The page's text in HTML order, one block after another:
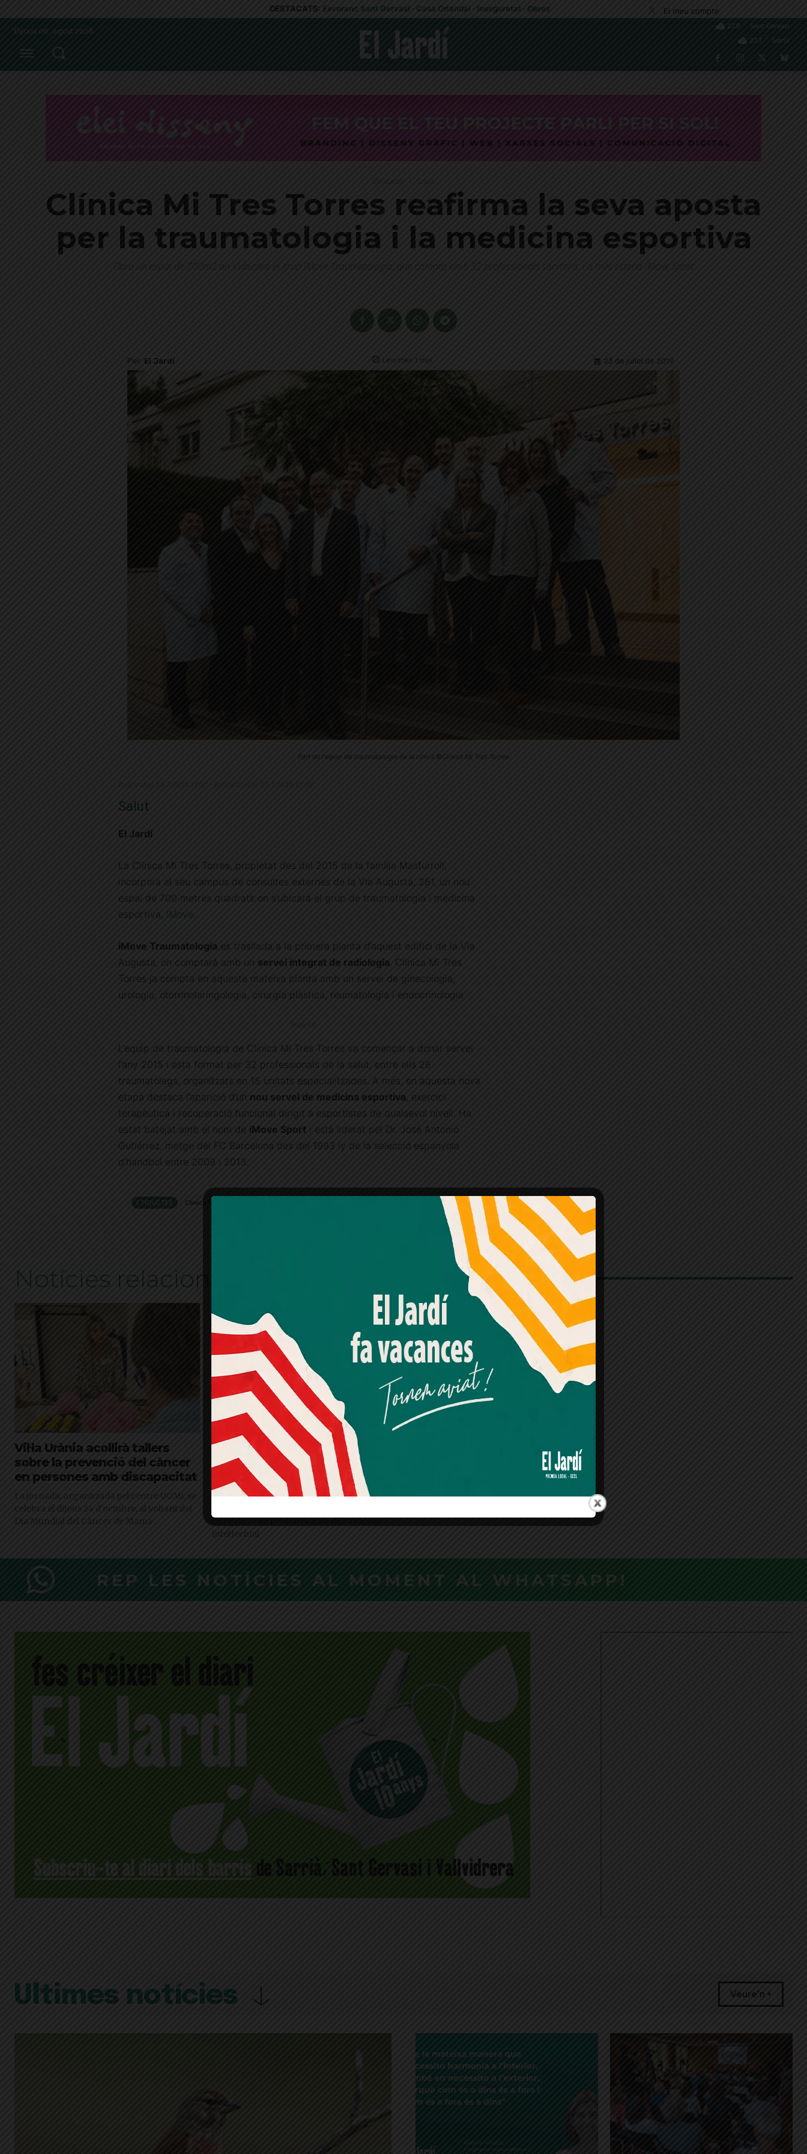
DESTACATS: Esvoranc Sant Gervasi · Casa Orlandai · Inseguretat · Obres El meu compte
Dijous 06, agost 2026
27.8
Sant Gervasi
27.7
Sarrià
Destacat
Clínica Mi Tres Torres reafirma la seva aposta
per la traumatologia i la medicina esportiva
Obra un espai de 700m2 on s'ubicarà el grup iMove Traumatologia, que compta amb 32 professionals sanitaris, i a més estena iMove Sport
Per El Jardí Less than 1 min. 23 de juliol de 2019
Part de l'equip de traumatologia de la cínica ©Clínica Mi Tres Torres
Salut
El Jardí
La Clínica Mi Tres Torres, propietat des del 2015 de la familia Masfurroll,
incorpora al seu campus de consultes externes de la Via Augusta, 281, un nou
espai de 700 metres quadrats on s’ubicarà el grup de traumatologia i medicina
esportiva,
iMove
iMove Traumatologia es trasllada a la primera planta d’aquest edifici de la Via
Augusta, on comptarà amb un servei integrat de radiologia . Clínica Mi Tres
Torres ja compta en aquesta mateixa planta amb un servei de ginecologia,
urologia, otorrinolaringologia, cirurgia plàstica, reumatologia i endocrinologia
L’equip de traumatologia de Clínica Mi Tres Torres va començar a donar servei
l’any 2015 i està format per 32 professionals de la salut, entre ells 26
traumatòlegs, organitzats en 15 unitats especialitzades. A més, en aquesta nova
etapa destaca l’aparició d’un nou servei de medicina esportiva, exercici
terapèutica i recuperació funcional dirigit a esportistes de qualsevol nivell. Ha
estat batejat amb el nom de iMove Sport i està liderat pel Dr. José Antonio
Gutiérrez, metge del FC Barcelona des del 1993 iy de la selecció espanyola
d’handbol entre 2009 i 2013.
ETIQUETES Clínica Mi Tres Torres
Medicina esportiva
Notícies relacionades
Vil·la Urània acollirà tallers
sobre la prevenció del càncer
en persones amb discapacitat
La jornada, organitzada pel centre UOMi, se
celebra el dijous 24 d'octubre, al voltant del
Dia Mundial del Càncer de Mama
La Clínica Mi Tres Torres, nou
servei mèdic de la Lliga Hoquei
La Lliga Hoquei + és una aposta de la
integració de persones amb discapacitat
intel·lectual
REP LES NOTÍCIES AL MOMENT AL WHATSAPP!
Últimes notícies Veure'n +
Amb el seu acord, nosaltres fem servir galetes o
tecnologies similars per emmagatzemar, accedir i
processar dades personals com la seva visita a aquest lloc
web. Pot retirar el seu consentiment o oposar-se al
processament de dades basat en interessos legítims en
qualsevol moment fent clic a "Ajustos de cookies" o a la
nostra Política de privacitat en aquest lloc web. Si cliques
"acceptar" dones el teu consentiment
Més informació Acceptar Rebutjar tot
Quan l’usuari crea un compte al Diari el Jardí, dona el seu
consentiment explícit per rebre comunicacions
informatives relacionades amb el servei. Aquest
consentiment pot ser revocat en qualsevol moment
mitjançant l’enllaç de baixa present a tots els correus.